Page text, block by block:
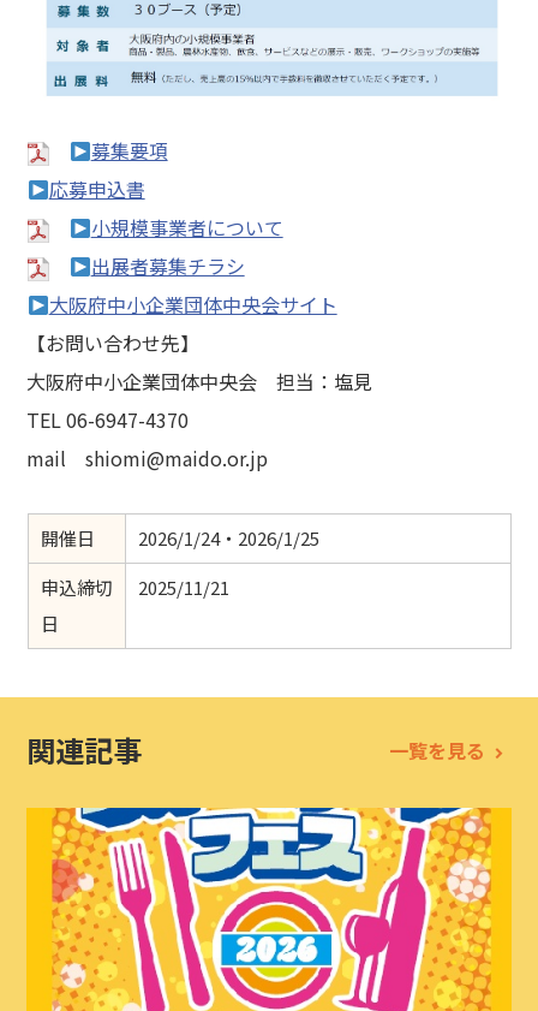
募集要項
応募申込書
小規模事業者について
出展者募集チラシ
大阪府中小企業団体中央会サイト
【お問い合わせ先】
大阪府中小企業団体中央会 担当：塩見
TEL 06-6947-4370
mail shiomi@maido.or.jp
開催日
2026/1/24・2026/1/25
申込締切
日
2025/11/21
関連記事 一覧を見る